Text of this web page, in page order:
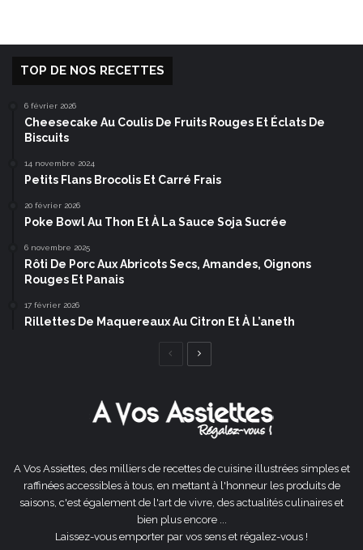
TOP DE NOS RECETTES
6 février 2026
Cheesecake Au Coulis De Fruits Rouges Et Éclats De
Biscuits
14 novembre 2024
Petits Flans Brocolis Et Carré Frais
20 février 2026
Poke Bowl Au Thon Et À La Sauce Soja Sucrée
6 novembre 2025
Rôti De Porc Aux Abricots Secs, Amandes, Oignons
Rouges Et Panais
17 février 2026
Rillettes De Maquereaux Au Citron Et À L’aneth
Page
A Vos Assiettes, des milliers de recettes de cuisine illustrées simples et
raffinées accessibles à tous, en mettant à l'honneur les produits de
saisons, c'est également de l'art de vivre, des actualités culinaires et
bien plus encore ...
Laissez-vous emporter par vos sens et régalez-vous !